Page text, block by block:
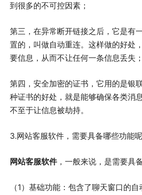
到很多的不可控因素；
第三，在异常断开链接之后，它是有
置的，叫做自动重连。这样做的好处
要信息，从而不让任何一条信息丢失；
第四，安全加密的证书，它用的是银
种证书的好处，就是能够确保各类消
不至于让信息被劫持。
3.网站客服软件，需要具备哪些功能
网站客服软件，一般来说，是需要具
（1）基础功能：包含了聊天窗口的